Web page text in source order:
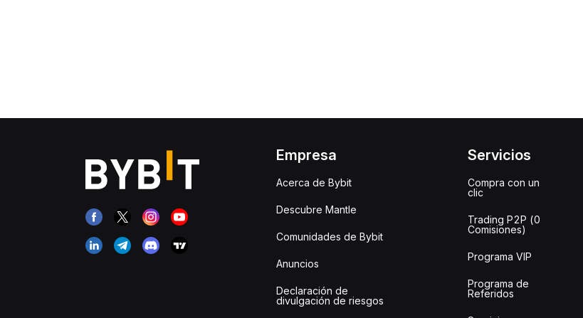
Empresa
Acerca de Bybit
Descubre Mantle
Comunidades de Bybit
Anuncios
Declaración de
divulgación de riesgos
Servicios
Compra con un
clic
Trading P2P (0
Comisiones)
Programa VIP
Programa de
Referidos